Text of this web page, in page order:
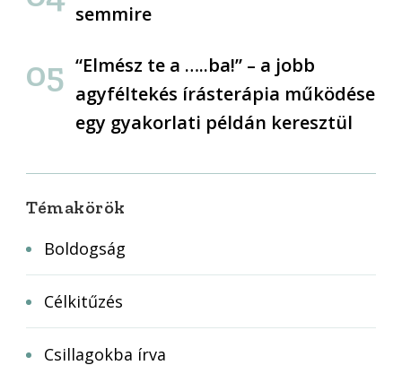
semmire
“Elmész te a …..ba!” – a jobb
agyféltekés írásterápia működése
egy gyakorlati példán keresztül
Témakörök
Boldogság
Célkitűzés
Csillagokba írva